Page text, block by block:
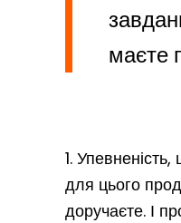
маєте
1.
для цього
доручаєте. І